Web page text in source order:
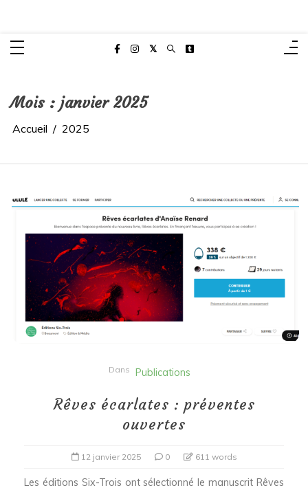
Mois : janvier 2025
Accueil 2025
Dans Publications
Rêves écarlates : préventes
ouvertes
12 janvier 2025 0 611 words
Les éditions Six-Trois ont sélectionné le manuscrit Rêves